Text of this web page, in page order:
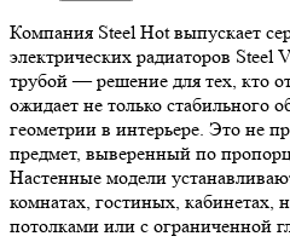
Компания Steel Hot выпускает
электрических радиаторов Steel
трубой — решение для тех, кто
ожидает не только стабильного
геометрии в интерьере. Это не
предмет, выверенный по
Настенные модели
комнатах, гостиных, кабинетах,
потолками или с ограниченной